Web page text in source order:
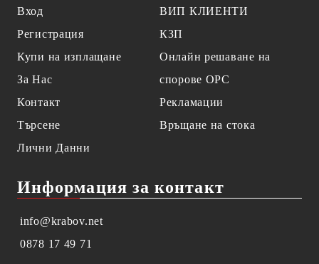
Вход
Регистрация
Купи на изплащане
За Нас
Контакт
Търсене
Лични Данни
ВИП КЛИЕНТИ
КЗП
Онлайн решаване на
спорове OPC
Рекламации
Връщане на стока
Информация за контакт
info@krabov.net
0878 17 49 71